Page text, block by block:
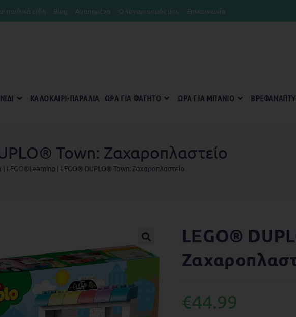
παιδικά είδη Blog Αγαπημένα Ο λογαριασμός μου Επικοινωνία
KΑΛΟΚΑΊΡΙ-ΠΑΡΑΛΊΑ ΏΡΑ ΓΙΑ ΦΑΓΗΤΌ ΏΡΑ ΓΙΑ ΜΠΆΝΙΟ
Town: Ζαχαροπλαστείο
| LEGO®Learning | LEGO® DUPLO® Town: Ζαχαροπλαστείο
🔍
LEGO®
€44.99